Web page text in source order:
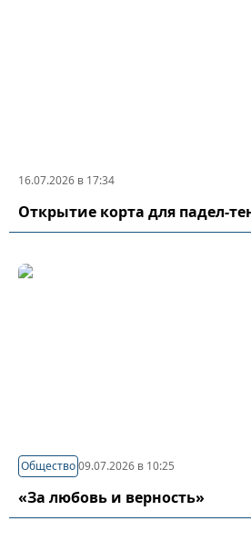
16.07.2026 в 17:34
Открытие корта для падел-
Общество09.07.2026 в 10:25
«За любовь и верность»